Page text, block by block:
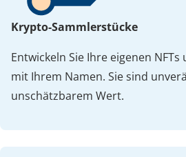
Krypto-Sammlerstücke
Entwickeln Sie Ihre eigenen
mit Ihrem Namen. Sie sind
unschätzbarem Wert.